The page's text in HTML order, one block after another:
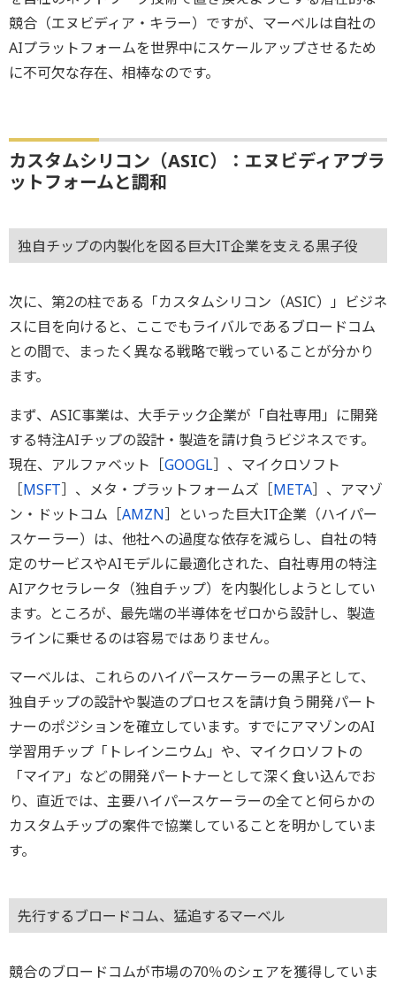
競合（エヌビディア・キラー）ですが、マーベルは自社の
AIプラットフォームを世界中にスケールアップさせるため
に不可欠な存在、相棒なのです。
カスタムシリコン（ASIC）：エヌビディアプラ
ットフォームと調和
独自チップの内製化を図る巨大IT企業を支える黒子役
次に、第2の柱である「カスタムシリコン（ASIC）」ビジネ
スに目を向けると、ここでもライバルであるブロードコム
との間で、まったく異なる戦略で戦っていることが分かり
ます。
まず、ASIC事業は、大手テック企業が「自社専用」に開発
する特注AIチップの設計・製造を請け負うビジネスです。
現在、アルファベット［GOOGL］、マイクロソフト
［MSFT］、メタ・プラットフォームズ［META］、アマゾ
ン・ドットコム［AMZN］といった巨大IT企業（ハイパー
スケーラー）は、他社への過度な依存を減らし、自社の特
定のサービスやAIモデルに最適化された、自社専用の特注
AIアクセラレータ（独自チップ）を内製化しようとしてい
ます。ところが、最先端の半導体をゼロから設計し、製造
ラインに乗せるのは容易ではありません。
マーベルは、これらのハイパースケーラーの黒子として、
独自チップの設計や製造のプロセスを請け負う開発パート
ナーのポジションを確立しています。すでにアマゾンのAI
学習用チップ「トレインニウム」や、マイクロソフトの
「マイア」などの開発パートナーとして深く食い込んでお
り、直近では、主要ハイパースケーラーの全てと何らかの
カスタムチップの案件で協業していることを明かしていま
す。
先行するブロードコム、猛追するマーベル
競合のブロードコムが市場の70％のシェアを獲得していま